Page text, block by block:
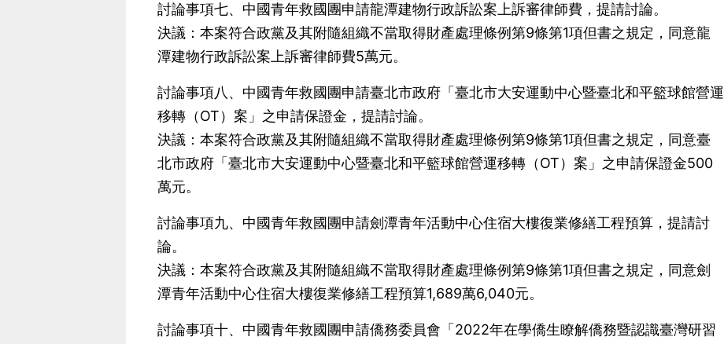
討論事項七、中國青年救國團申請龍潭建物行政訴訟案上訴審律師費，提請討論。
決議：本案符合政黨及其附隨組織不當取得財產處理條例第9條第1項但書之規定，同意龍
潭建物行政訴訟案上訴審律師費5萬元。
討論事項八、中國青年救國團申請臺北市政府「臺北市大安運動中心暨臺北和平籃球館營運
移轉（OT）案」之申請保證金，提請討論。
決議：本案符合政黨及其附隨組織不當取得財產處理條例第9條第1項但書之規定，同意臺
北市政府「臺北市大安運動中心暨臺北和平籃球館營運移轉（OT）案」之申請保證金500
萬元。
討論事項九、中國青年救國團申請劍潭青年活動中心住宿大樓復業修繕工程預算，提請討
論。
決議：本案符合政黨及其附隨組織不當取得財產處理條例第9條第1項但書之規定，同意劍
潭青年活動中心住宿大樓復業修繕工程預算1,689萬6,040元。
討論事項十、中國青年救國團申請僑務委員會「2022年在學僑生瞭解僑務暨認識臺灣研習